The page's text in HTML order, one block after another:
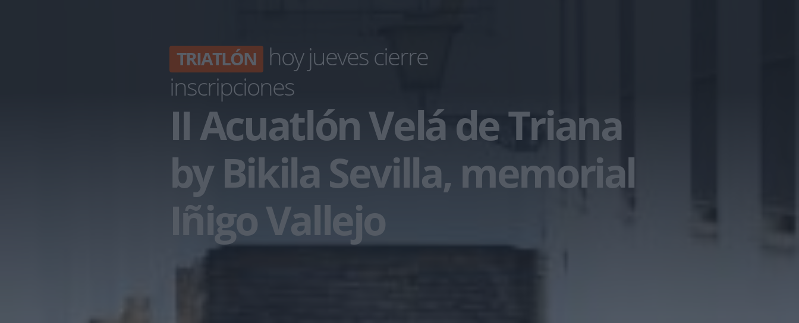
TRIATLÓN hoy jueves cierre
inscripciones
II Acuatlón Velá de Triana
by Bikila Sevilla, memorial
Iñigo Vallejo